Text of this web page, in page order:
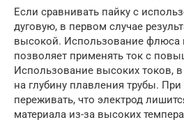
Если сравнивать пайку с
дуговую, в первом случае
высокой. Использование флюса
позволяет применять ток с
Использование высоких токов,
на глубину плавления трубы. При
переживать, что электрод
материала из-за высоких